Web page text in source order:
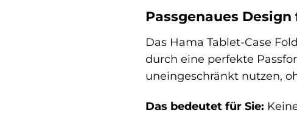
Passgenaues
Das Hama Tablet-Case
durch eine perfekte
uneingeschränkt nutzen,
Das bedeutet für Sie: